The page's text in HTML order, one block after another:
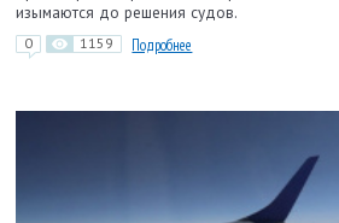
изымаются до решения судов.
0 1159 Подробнее